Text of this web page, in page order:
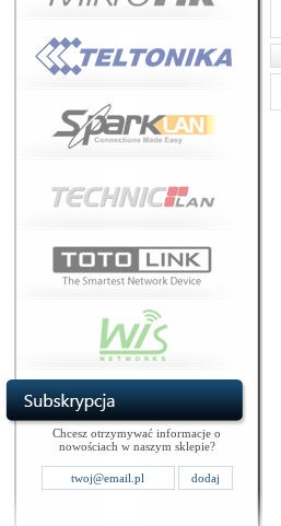
Chcesz otrzymywać informacje o
nowościach w naszym sklepie?